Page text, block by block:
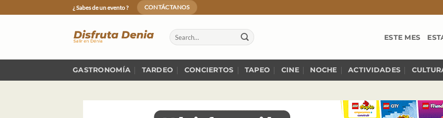
to
¿ Sabes de un evento ? CONTÁCTANOS
ESTE MES
GASTRONOMÍA TARDEO CONCIERTOS TAPEO CINE NOCHE ACTIVIDADES